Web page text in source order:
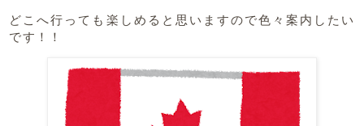
どこへ行っても楽しめると思いますので色々案内したい
です！！